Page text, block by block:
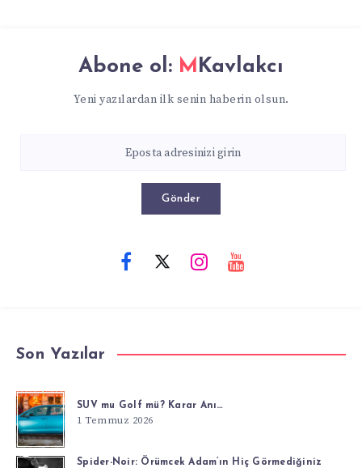
Abone ol: MKavlakcı
Yeni yazılardan ilk senin haberin olsun.
Gönder
Son Yazılar
SUV mu Golf mü? Karar Anı…
1 Temmuz 2026
Spider-Noir: Örümcek Adam’ın Hiç Görmediğiniz